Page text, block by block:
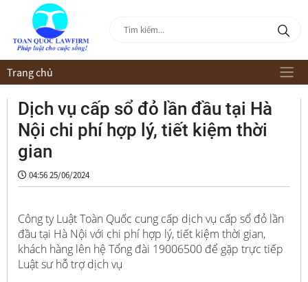
Trang chủ
Dịch vụ cấp sổ đỏ lần đầu tại Hà
Nội chi phí hợp lý, tiết kiệm thời
gian
04:56 25/06/2024
Công ty Luật Toàn Quốc cung cấp dịch vụ cấp sổ đỏ lần
đầu tại Hà Nội với chi phí hợp lý, tiết kiệm thời gian,
khách hàng lên hệ Tổng đài 19006500 để gặp trực tiếp
Luật sư hỗ trợ dịch vụ